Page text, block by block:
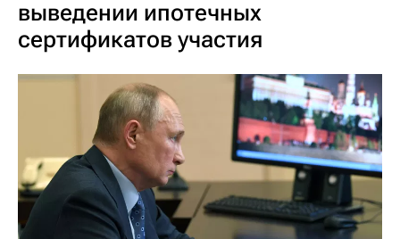
выведении ипотечных
сертификатов участия